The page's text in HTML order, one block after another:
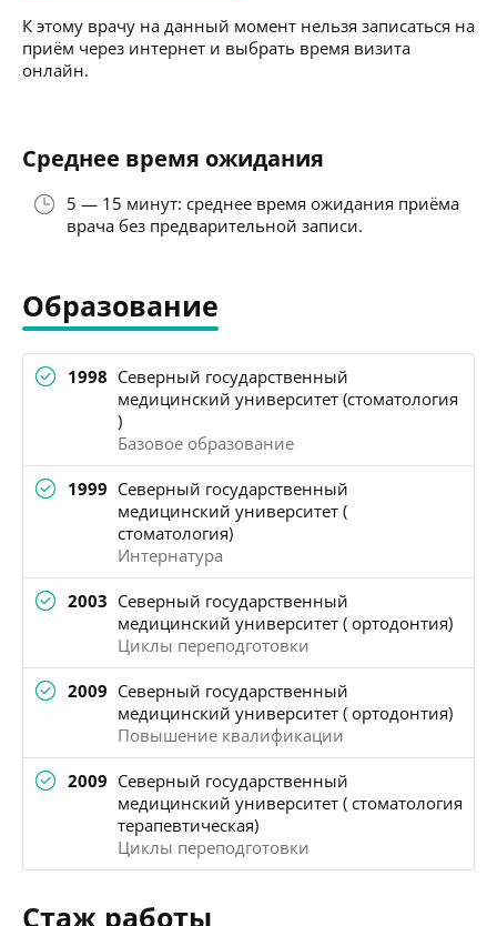
К этому врачу на данный момент нельзя записаться на
приём через интернет и выбрать время визита
онлайн.
Среднее время ожидания
5 — 15 минут: среднее время ожидания приёма
врача без предварительной записи.
Образование
1998 Северный государственный
медицинский университет (стоматология
)
Базовое образование
1999 Северный государственный
медицинский университет (
стоматология)
Интернатура
2003 Северный государственный
медицинский университет ( ортодонтия)
Циклы переподготовки
2009 Северный государственный
медицинский университет ( ортодонтия)
Повышение квалификации
2009 Северный государственный
медицинский университет ( стоматология
терапевтическая)
Циклы переподготовки
Стаж работы